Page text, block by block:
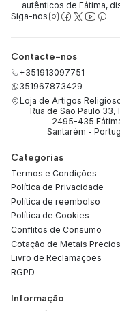
autênticos de Fátima,
Siga-nos
Contacte-nos
+351913097751
351967873429
Loja de Artigos
Rua de São Paulo 33,
2495-435
Santarém -
Categorias
Termos e Condições
Política de Privacidade
Política de reembolso
Política de Cookies
Conflitos de Consumo
Cotação de Metais
Livro de Reclamações
RGPD
Informação